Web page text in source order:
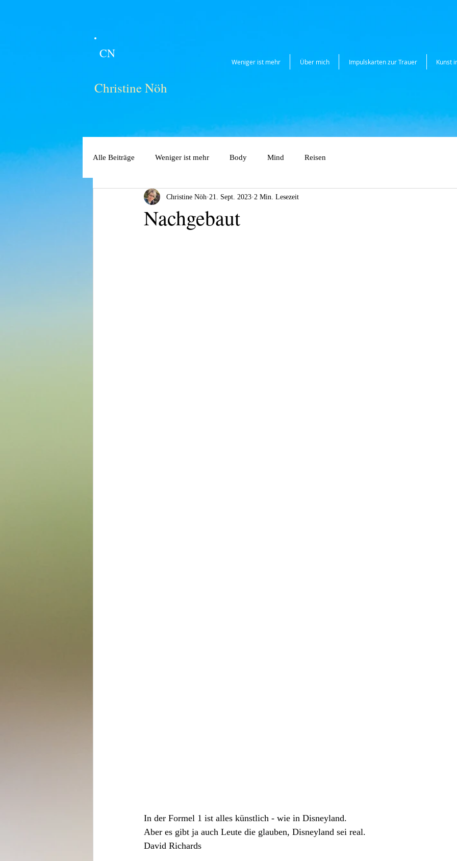
Weniger ist mehr Über mich Impulskarten zur Trauer Kunst
CN
Christine Nöh
Alle Beiträge Weniger ist mehr Body Mind Reisen
Nachgebaut
Christine Nöh 21. Sept. 2023 2 Min. Lesezeit
In der Formel 1 ist alles künstlich - wie in Disneyland.
Aber es gibt ja auch Leute die glauben, Disneyland sei real.
David Richards